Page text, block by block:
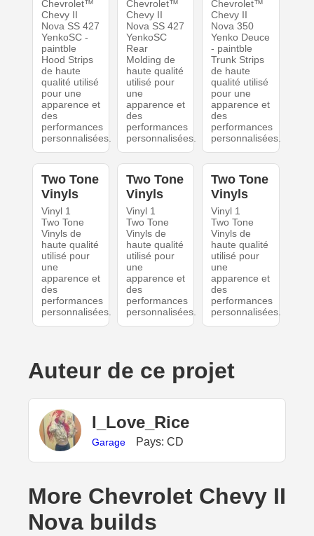
Chevrolet™
Chevy II
Nova SS 427
YenkoSC -
paintble
Hood Strips
de haute
qualité utilisé
pour une
apparence et
des
performances
personnalisées.
Chevrolet™
Chevy II
Nova SS 427
YenkoSC
Rear
Molding de
haute qualité
utilisé pour
une
apparence et
des
performances
personnalisées.
Chevrolet™
Chevy II
Nova 350
Yenko Deuce
- paintble
Trunk Strips
de haute
qualité utilisé
pour une
apparence et
des
performances
personnalisées.
Two Tone
Vinyls
Vinyl 1
Two Tone
Vinyls de
haute qualité
utilisé pour
une
apparence et
des
performances
personnalisées.
Two Tone
Vinyls
Vinyl 1
Two Tone
Vinyls de
haute qualité
utilisé pour
une
apparence et
des
performances
personnalisées.
Two Tone
Vinyls
Vinyl 1
Two Tone
Vinyls de
haute qualité
utilisé pour
une
apparence et
des
performances
personnalisées.
Auteur de ce projet
I_Love_Rice
Garage Pays: CD
More Chevrolet Chevy II
Nova builds